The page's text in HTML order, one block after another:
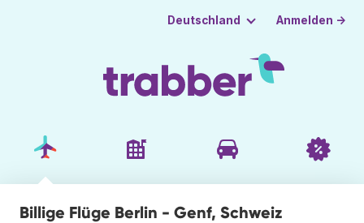
Deutschland Anmelden →
Billige Flüge Berlin - Genf, Schweiz